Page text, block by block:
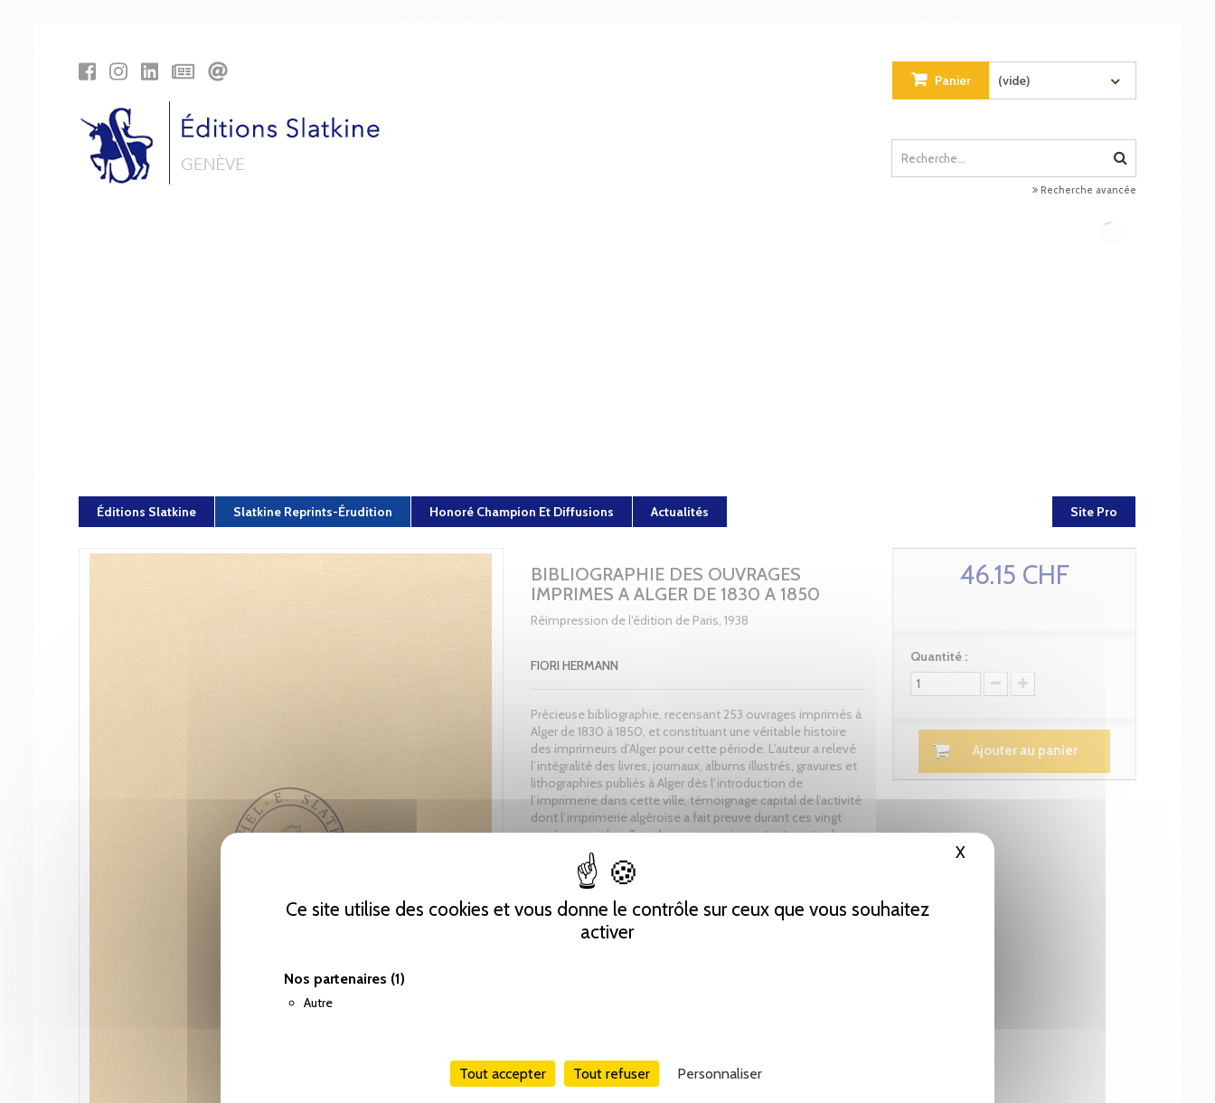
Ce site utilise des cookies et vous donne le contrôle sur ceux que vous souhaitez
activer
Nos partenaires (1)
Autre
Tout accepter Tout refuser Personnaliser
X Masquer le bandeau des cookies
Panier (vide)
Recherche avancée
Éditions Slatkine Slatkine Reprints-Érudition Honoré Champion Et Diffusions Actualités Site Pro
BIBLIOGRAPHIE DES OUVRAGES
IMPRIMES A ALGER DE 1830 A 1850
Réimpression de l‘édition de Paris, 1938
FIORI HERMANN
Précieuse bibliographie, recensant 253 ouvrages imprimés à
Alger de 1830 à 1850, et constituant une véritable histoire
des imprimeurs d’Alger pour cette période. L’auteur a relevé
l’intégralité des livres, journaux, albums illustrés, gravures et
lithographies publiés à Alger dès l’introduction de
l’imprimerie dans cette ville, témoignage capital de l’activité
dont l’imprimerie algéroise a fait preuve durant ces vingt
années cruciales. Tous les ouvrages importants, outre leur
description minutieuse, sont accompagnées d’une notice
critique et érudite.
46.15 CHF
Quantité :
Ajouter au panier